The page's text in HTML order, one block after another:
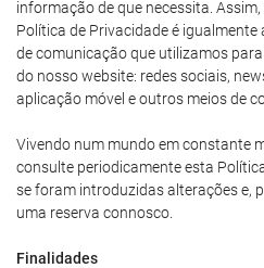
informação de que necessita.
Política de Privacidade é
de comunicação que utilizamos
do nosso website: redes sociais,
aplicação móvel e outros meios de
Vivendo num mundo em constante
consulte periodicamente esta
se foram introduzidas alterações e,
uma reserva connosco.
Finalidades